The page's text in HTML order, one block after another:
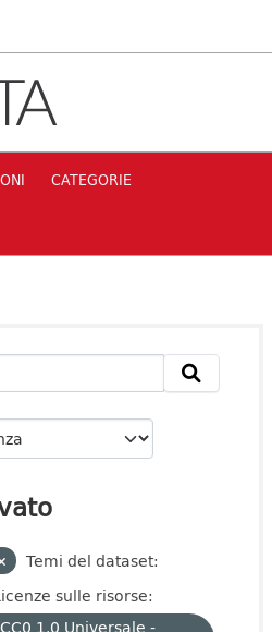
CATEGORIE
Temi del dataset:
sulle risorse:
1.0 Universale -